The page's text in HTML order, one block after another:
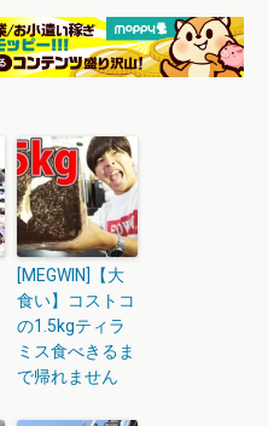
[MEGWIN]【大
食い】コストコ
の1.5kgティラ
ミス食べきるま
で帰れません